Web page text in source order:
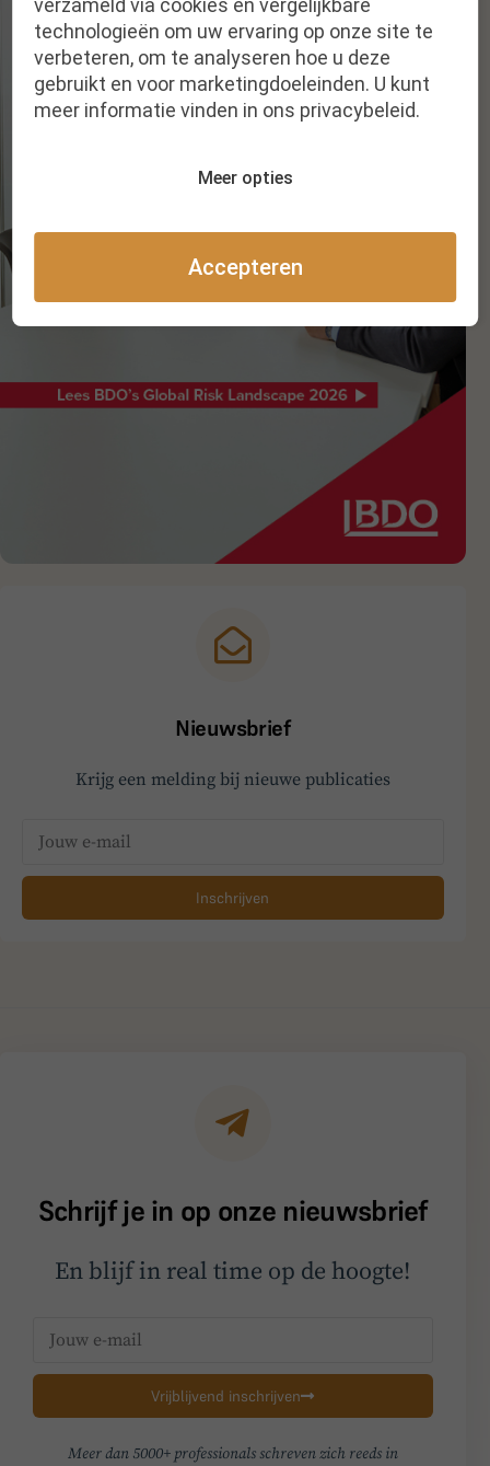
Nieuwsbrief
Krijg een melding bij nieuwe publicaties
Inschrijven
Schrijf je in op onze nieuwsbrief
En blijf in real time op de hoogte!
Vrijblijvend inschrijven
Meer dan 5000+ professionals schreven zich reeds in
verzameld via cookies en vergelijkbare
technologieën om uw ervaring op onze site te
verbeteren, om te analyseren hoe u deze
gebruikt en voor marketingdoeleinden. U kunt
meer informatie vinden in ons privacybeleid.
Meer opties
Accepteren